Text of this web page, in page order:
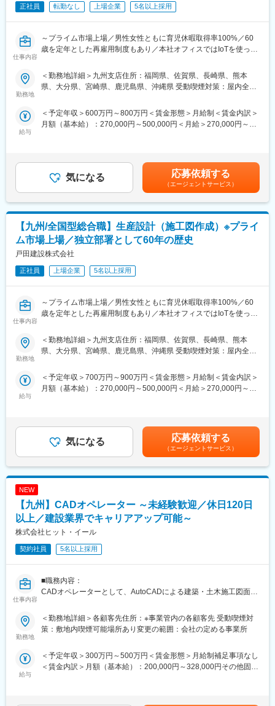
し認定」も取得しております。
◆初年度より有給20日を付与しております。
◆年功序列ではなく評価次第で昇格の機会がございます。役職が
なっております。
インフラなど、様々な施工に携わってきました。今後は企画から
施工、リノベーションに至る全てのプロセスにおける知見を集約
への挑戦。BIM/CIMモデルの構築や自動化施工などの革新的なも
のづくり手法の確立や新たな価値の創造を推進。SDGsの達成に向
けて戸田建設が描くコンセプトシティの想像を目指します。
■実績：
井手口川ダム、国道45号大峠山地区道路工事、九州新幹線諫早ト
ンネル、仙台湾南部海岸、釜石市北ブロック、多摩ニュータウ
ン、ユーラス伊達ウインドファーム
正社員 転勤なし 上場企業 5名以上採用
仕事内容
～プライム市場上場／男性女性ともに育児休暇取得率100%／60
歳を定年とした再雇用制度もあり／本社オフィスではIoTを使った
【変更の範囲：会社の定める業務】
■業務内容：
る建築設計関連業務をお任せします。基本設計、実施設計、工事
監理をはじめ、企画立案、入札やプロポーザルにおける技術提案
アな業務に携わりやすい点も魅力です。
■働き方改革への取り組み：
当社は持続的成長を図るための経営戦略の1つとして働き方改革を
行っております。
◆育児休業制度・ならし保育制度・子の看護休暇制度を社員へ広
く周知し、休暇を取りやすくしております。
◆男性女性ともに育児休暇取得率100%で、厚生労働省の「えるぼ
し認定」も取得しております。
◆長期的就業を見据え、60歳を定年とした再雇用制度や、61歳～
◆年功序列ではなく評価次第で昇格の機会がございます。役職が
上がれば手当もつくので、頑張りがしっかりと反映されるように
■戸田建設に関して：
施工、リノベーションに至る全てのプロセスにおける知見を集約
するプラットフォームの構築。日本初の浮体式洋上風力発電の事
のづくり手法の確立や新たな価値の創造を推進。SDGsの達成に向
けて戸田建設が描くコンセプトシティの想像を目指します。
■実績：
井手口川ダム、国道45号大峠山地区道路工事、九州新幹線諫早ト
ンネル、仙台湾南部海岸、釜石市北ブロック、多摩ニュータウ
勤務地
＜勤務地詳細＞九州支店住所：福岡県、佐賀県、長崎県、熊本
県、大分県、宮崎県、鹿児島県、沖縄県 受動喫煙対策：屋内全面
給与
＜予定年収＞600万円～800万円＜賃金形態＞月給制＜賃金内訳＞
月額（基本給）：270,000円～500,000円＜月給＞270,000円～
総合職モデル35歳：約740万円40歳：約790万円賃金はあくまで
も目安の金額であり、選考を通じて上下する可能性があります。
月給(月額)は固定手当を含めた表記です。
気になる 応募依頼する
（エージェントサービス）
【九州/全国型総合職】生産設計（施工図作成）※プライ
ム市場上場／独立部署として60年の歴史
戸田建設株式会社
正社員 上場企業 5名以上採用
仕事内容
～プライム市場上場／男性女性ともに育児休暇取得率100%／60
歳を定年とした再雇用制度もあり／本社オフィスではIoTを使った
【変更の範囲：会社の定める業務】
に立った打合せを行い、施工を行なう際に必要な細かい寸法など
の情報が書かれた「施工図」と外壁材や建具など工場で製作する
ムタワー京橋（アーティゾン美術館）や福田美術館、史跡鳥取城
跡擬宝珠橋復元工事に携わっております。
■働き方改革への取り組み：
当社は持続的成長を図るための経営戦略の1つとして働き方改革を
◆育児休業制度・ならし保育制度・子の看護休暇制度を社員へ広
く周知し、休暇を取りやすくしております。
◆男性女性ともに育児休暇取得率100%で、厚生労働省の「えるぼ
し認定」も取得しております。
◆長期的就業を見据え、60歳を定年とした再雇用制度や、61歳～
65歳までの選択定年制度もございます。
◆年功序列ではなく評価次第で昇格の機会がございます。役職が
上がれば手当もつくので、頑張りがしっかりと反映されるように
■戸田建設に関して：
1881年（明治14年）の創業以来、学校や病院、国の重要文化財、
施工、リノベーションに至る全てのプロセスにおける知見を集約
するプラットフォームの構築。日本初の浮体式洋上風力発電の事
勤務地
＜勤務地詳細＞九州支店住所：福岡県、佐賀県、長崎県、熊本
県、大分県、宮崎県、鹿児島県、沖縄県 受動喫煙対策：屋内全面
給与
＜予定年収＞700万円～900万円＜賃金形態＞月給制＜賃金内訳＞
月額（基本給）：270,000円～500,000円＜月給＞270,000円～
歳：約820万円40歳：約880万円※課長職以上：約1,000万円以上
賃金はあくまでも目安の金額であり、選考を通じて上下する可能
性があります。月給(月額)は固定手当を含めた表記です。
気になる 応募依頼する
（エージェントサービス）
NEW
【九州】CADオペレーター ～未経験歓迎／休日120日
以上／建設業界でキャリアアップ可能～
株式会社ヒット・イール
契約社員 5名以上採用
仕事内容
■職務内容：
CADオペレーターとして、AutoCADによる建築・土木施工図面の
同社の大きな魅力として、スキルアップのチャンスが豊富です。
実績として、事務からCADオペレーターへ行かれた方、CADオペ
■同社の強み：
勤務地
＜勤務地詳細＞各顧客先住所：※事業管内の各顧客先 受動喫煙対
策：敷地内喫煙可能場所あり変更の範囲：会社の定める事業所
給与
＜予定年収＞300万円～500万円＜賃金形態＞月給制補足事項なし
＜賃金内訳＞月額（基本給）：200,000円～328,000円その他固定